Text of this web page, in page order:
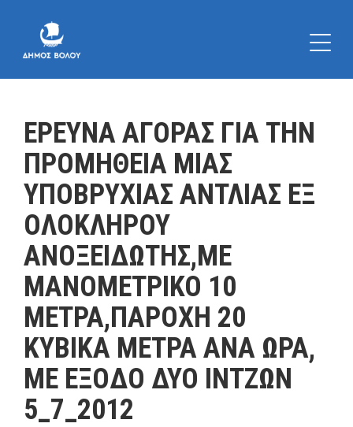
ΕΡΕΥΝΑ ΑΓΟΡΑΣ ΓΙΑ ΤΗΝ
ΠΡΟΜΗΘΕΙΑ ΜΙΑΣ
ΥΠΟΒΡΥΧΙΑΣ ΑΝΤΛΙΑΣ ΕΞ
ΟΛΟΚΛΗΡΟΥ
ΑΝΟΞΕΙΔΩΤΗΣ,ΜΕ
ΜΑΝΟΜΕΤΡΙΚΟ 10
ΜΕΤΡΑ,ΠΑΡΟΧΗ 20
ΚΥΒΙΚΑ ΜΕΤΡΑ ΑΝΑ ΩΡΑ,
ΜΕ ΕΞΟΔΟ ΔΥΟ ΙΝΤΖΩΝ
5_7_2012